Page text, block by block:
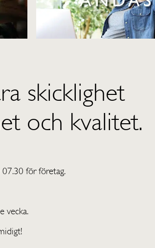
skicklighet
och kvalitet.
07.30 för företag.
vecka.